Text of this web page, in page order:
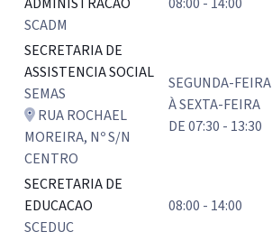
SCADM
SECRETARIA DE
ASSISTENCIA SOCIAL
SEMAS
RUA ROCHAEL
MOREIRA, Nº S/N
CENTRO
SEGUNDA-FEIRA
À SEXTA-FEIRA
DE 07:30 - 13:30
SECRETARIA DE
EDUCACAO
SCEDUC
08:00 - 14:00